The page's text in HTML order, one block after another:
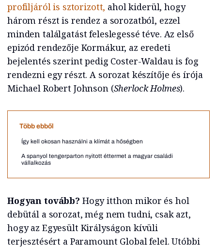
profiljáról is sztorizott, ahol kiderül, hogy
három részt is rendez a sorozatból, ezzel
minden találgatást feleslegessé téve. Az első
epizód rendezője Kormákur, az eredeti
bejelentés szerint pedig Coster-Waldau is fog
rendezni egy részt. A sorozat készítője és írója
Michael Robert Johnson (Sherlock Holmes).
Több ebből
Így kell okosan használni a klímát a hőségben
A spanyol tengerparton nyitott éttermet a magyar családi
vállalkozás
Hogyan tovább? Hogy itthon mikor és hol
debütál a sorozat, még nem tudni, csak azt,
hogy az Egyesült Királyságon kívüli
terjesztésért a Paramount Global felel. Utóbbi